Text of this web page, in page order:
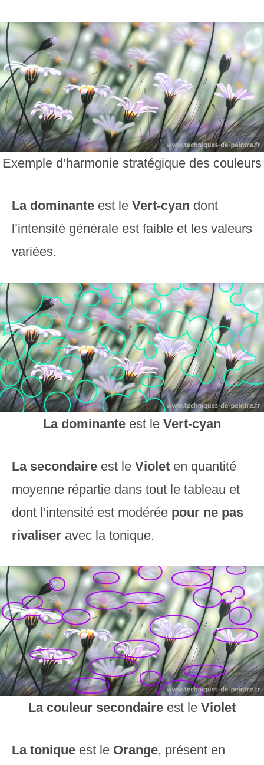
Exemple d’harmonie stratégique des couleurs
La dominante est le Vert-cyan dont
l’intensité générale est faible et les valeurs
variées.
La dominante est le Vert-cyan
La secondaire est le Violet en quantité
moyenne répartie dans tout le tableau et
dont l’intensité est modérée pour ne pas
rivaliser avec la tonique.
La couleur secondaire est le Violet
La tonique est le Orange, présent en